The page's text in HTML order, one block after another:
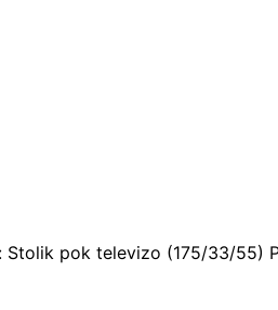
pok televizo (175/33/55)